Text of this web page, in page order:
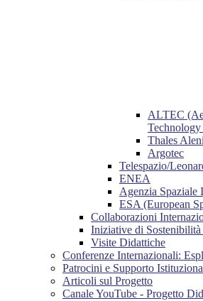
ALTEC
Thales
Argotec
Telespazio/
ENEA
Agenzia Spaziale
ESA (European
Collaborazioni
Iniziative di
Visite Didattiche
Conferenze Internazionali:
Patrocini e Supporto
Articoli sul Progetto
Canale YouTube - Progetto